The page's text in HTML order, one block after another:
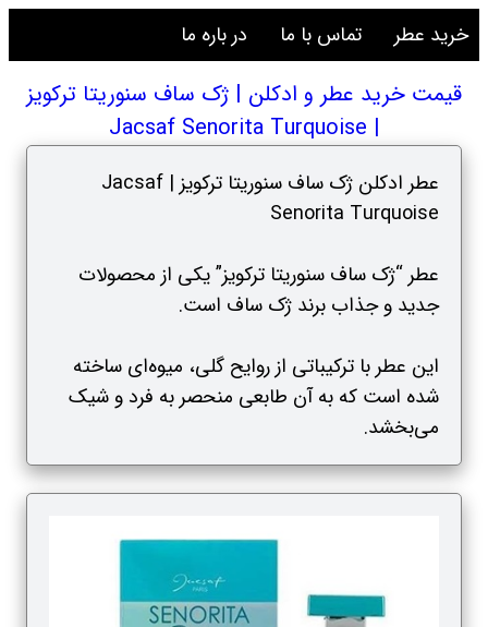
خرید عطر تماس با ما در باره ما
قیمت خرید عطر و ادکلن | ژک ساف سنوریتا ترکویز
| Jacsaf Senorita Turquoise
عطر ادکلن ژک ساف سنوریتا ترکویز | Jacsaf
Senorita Turquoise
عطر “ژک ساف سنوریتا ترکویز” یکی از محصولات
جدید و جذاب برند ژک ساف است.
این عطر با ترکیباتی از روایح گلی، میوه‌ای ساخته
شده است که به آن طابعی منحصر به فرد و شیک
می‌بخشد.